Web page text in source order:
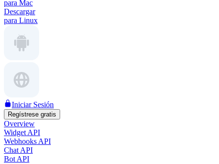
para Mac
Descargar
para Linux
Iniciar Sesión
Regístrese gratis
Overview
Widget API
Webhooks API
Chat API
Bot API